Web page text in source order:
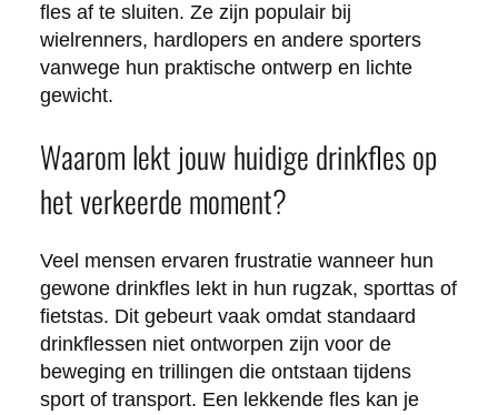
fles af te sluiten. Ze zijn populair bij
wielrenners, hardlopers en andere sporters
vanwege hun praktische ontwerp en lichte
gewicht.
Waarom lekt jouw huidige drinkfles op
het verkeerde moment?
Veel mensen ervaren frustratie wanneer hun
gewone drinkfles lekt in hun rugzak, sporttas of
fietstas. Dit gebeurt vaak omdat standaard
drinkflessen niet ontworpen zijn voor de
beweging en trillingen die ontstaan tijdens
sport of transport. Een lekkende fles kan je